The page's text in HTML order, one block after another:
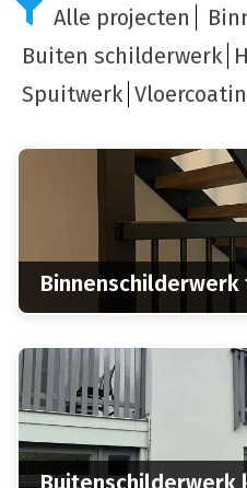
Alle projecten
Buiten schilderwerk
Spuitwerk
Binnenschilderwerk
Buitenschilderwerk